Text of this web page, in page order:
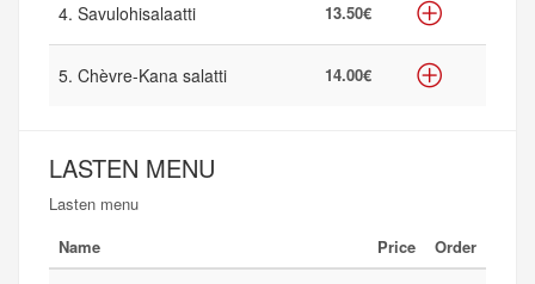
4. Savulohisalaatti 13.50€
5. Chèvre-Kana salatti 14.00€
LASTEN MENU
Lasten menu
Name
Price Order